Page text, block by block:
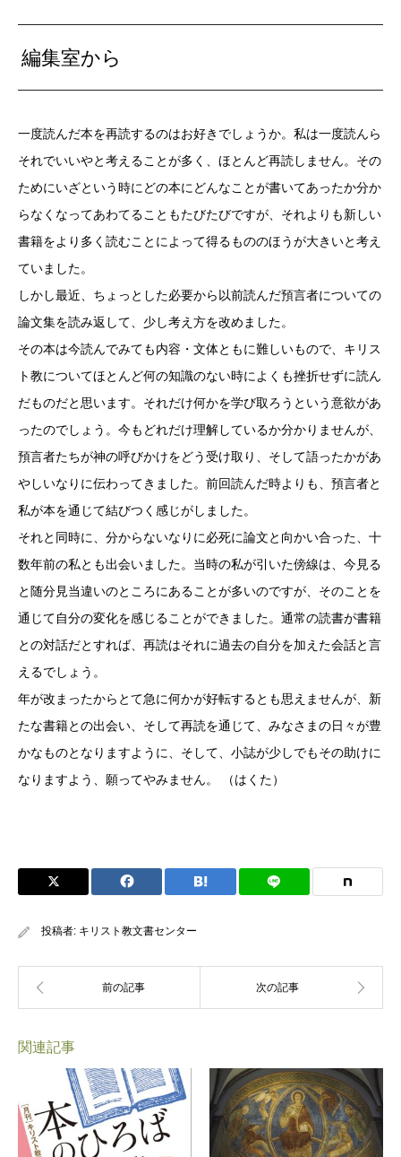
編集室から
一度読んだ本を再読するのはお好きでしょうか。私は一度読んら
それでいいやと考えることが多く、ほとんど再読しません。その
ためにいざという時にどの本にどんなことが書いてあったか分か
らなくなってあわてることもたびたびですが、それよりも新しい
書籍をより多く読むことによって得るもののほうが大きいと考え
ていました。
しかし最近、ちょっとした必要から以前読んだ預言者についての
論文集を読み返して、少し考え方を改めました。
その本は今読んでみても内容・文体ともに難しいもので、キリス
ト教についてほとんど何の知識のない時によくも挫折せずに読ん
だものだと思います。それだけ何かを学び取ろうという意欲があ
ったのでしょう。今もどれだけ理解しているか分かりませんが、
預言者たちが神の呼びかけをどう受け取り、そして語ったかがあ
やしいなりに伝わってきました。前回読んだ時よりも、預言者と
私が本を通じて結びつく感じがしました。
それと同時に、分からないなりに必死に論文と向かい合った、十
数年前の私とも出会いました。当時の私が引いた傍線は、今見る
と随分見当違いのところにあることが多いのですが、そのことを
通じて自分の変化を感じることができました。通常の読書が書籍
との対話だとすれば、再読はそれに過去の自分を加えた会話と言
えるでしょう。
年が改まったからとて急に何かが好転するとも思えませんが、新
たな書籍との出会い、そして再読を通じて、みなさまの日々が豊
かなものとなりますように、そして、小誌が少しでもその助けに
なりますよう、願ってやみません。 （はくた）
投稿者: キリスト教文書センター
関連記事